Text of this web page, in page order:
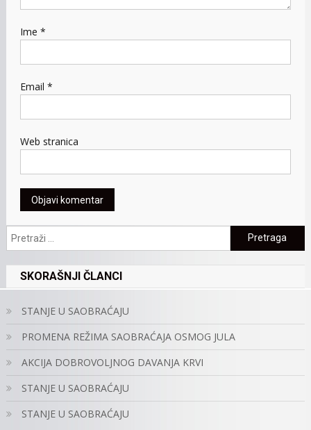
Ime *
Email *
Web stranica
Pretraga:
SKORAŠNJI ČLANCI
STANJE U SAOBRAĆAJU
PROMENA REŽIMA SAOBRAĆAJA OSMOG JULA
AKCIJA DOBROVOLJNOG DAVANJA KRVI
STANJE U SAOBRAĆAJU
STANJE U SAOBRAĆAJU